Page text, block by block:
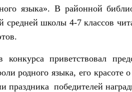
языка». В районной
средней школы 4-7 классов
конкурса приветствовал
родного языка, его красоте
праздника победителей